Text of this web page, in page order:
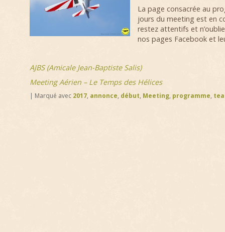
La page consacrée au
jours du meeting est en
restez attentifs et
nos pages Facebook et
AJBS (Amicale Jean-Baptiste Salis)
Meeting Aérien – Le Temps des Hélices
| Marqué avec 2017, annonce, début, Meeting, programme,